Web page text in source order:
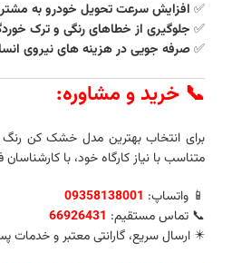
✅ افزایش سرعت تحویل خودرو به
✅ جلوگیری از خطاهای رنگی و ترک‌
✅صرفه‌ جویی در هزینه‌ های نیروی
📞 خرید و مشاوره:
برای انتخاب بهترین مدل خشک‌ کن
متناسب با نیاز کارگاه خود، با
📱 واتساپ: 09358138001
📞 تماس مستقیم: 66926431
✴️ ارسال سریع، گارانتی معتبر و